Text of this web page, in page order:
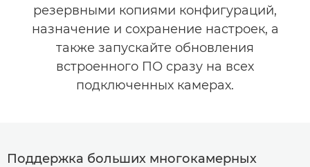
резервными копиями конфигураций,
назначение и сохранение настроек, а
также запускайте обновления
встроенного ПО сразу на всех
подключенных камерах.
Поддержка больших многокамерных